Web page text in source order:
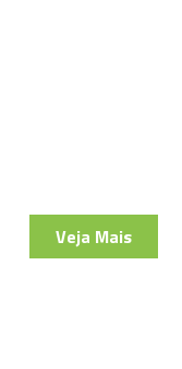
Veja Mais